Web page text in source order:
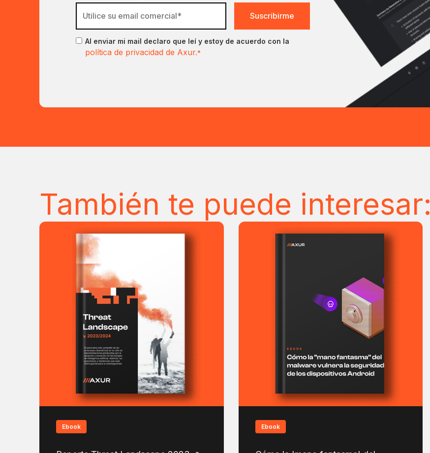
Al enviar mi mail declaro que leí y estoy de acuerdo con la
política de privacidad de Axur.*
También te puede interesar:
Ebook Ebook